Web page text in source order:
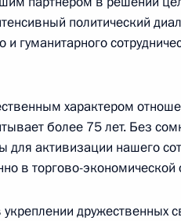
отчета о
посещения мемориала
Ленинградская область, Кировск
политический
и гуманитарного
характером
более 75 лет. Без
для активизации нашего
в торгово-экономической
дружественных